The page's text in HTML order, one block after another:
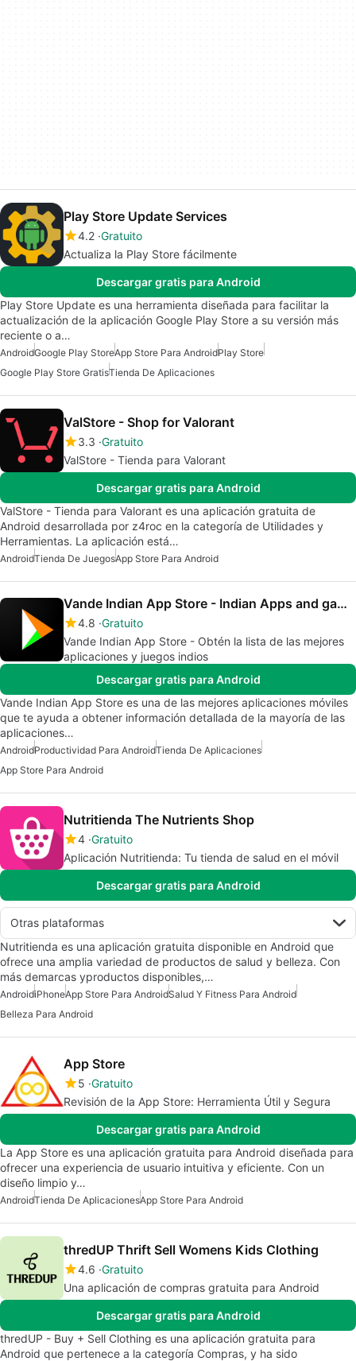
Play Store Update Services
4.2 Gratuito
Actualiza la Play Store fácilmente
Descargar gratis para Android
Play Store Update es una herramienta diseñada para facilitar la
actualización de la aplicación Google Play Store a su versión más
reciente o a…
AndroidGoogle Play StoreApp Store Para AndroidPlay Store
Google Play Store GratisTienda De Aplicaciones
ValStore - Shop for Valorant
3.3 Gratuito
ValStore - Tienda para Valorant
Descargar gratis para Android
ValStore - Tienda para Valorant es una aplicación gratuita de
Android desarrollada por z4roc en la categoría de Utilidades y
Herramientas. La aplicación está…
AndroidTienda De JuegosApp Store Para Android
Vande Indian App Store - Indian Apps and games
4.8 Gratuito
Vande Indian App Store - Obtén la lista de las mejores
aplicaciones y juegos indios
Descargar gratis para Android
Vande Indian App Store es una de las mejores aplicaciones móviles
que te ayuda a obtener información detallada de la mayoría de las
aplicaciones…
AndroidProductividad Para AndroidTienda De Aplicaciones
App Store Para Android
Nutritienda The Nutrients Shop
4 Gratuito
Aplicación Nutritienda: Tu tienda de salud en el móvil
Descargar gratis para Android
Otras plataformas
Nutritienda es una aplicación gratuita disponible en Android que
ofrece una amplia variedad de productos de salud y belleza. Con
más demarcas yproductos disponibles,…
AndroidiPhoneApp Store Para AndroidSalud Y Fitness Para Android
Belleza Para Android
App Store
5 Gratuito
Revisión de la App Store: Herramienta Útil y Segura
Descargar gratis para Android
La App Store es una aplicación gratuita para Android diseñada para
ofrecer una experiencia de usuario intuitiva y eficiente. Con un
diseño limpio y…
AndroidTienda De AplicacionesApp Store Para Android
thredUP Thrift Sell Womens Kids Clothing
4.6 Gratuito
Una aplicación de compras gratuita para Android
Descargar gratis para Android
thredUP - Buy + Sell Clothing es una aplicación gratuita para
Android que pertenece a la categoría Compras, y ha sido